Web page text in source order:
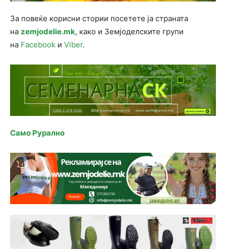
За повеќе корисни стории посетете ја страната
на zemjodelie.mk, како и Земјоделските групи
на Facebook и Viber.
Само Рурално